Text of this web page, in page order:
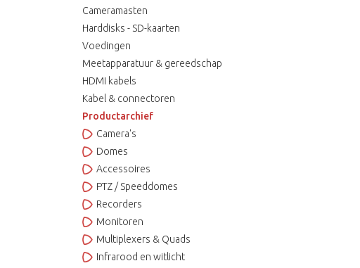
Cameramasten
Harddisks - SD-kaarten
Voedingen
Meetapparatuur & gereedschap
HDMI kabels
Kabel & connectoren
Productarchief
Camera's
Domes
Accessoires
PTZ / Speeddomes
Recorders
Monitoren
Multiplexers & Quads
Infrarood en witlicht